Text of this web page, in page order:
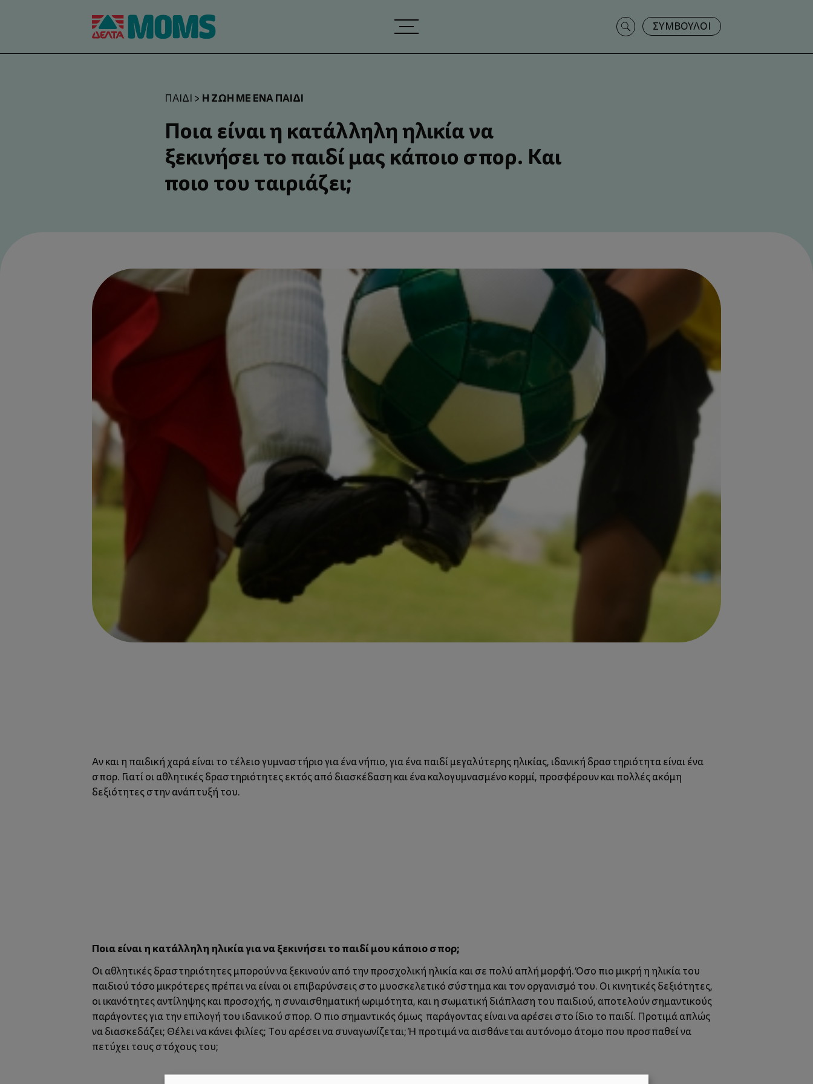
Search
for:
ΣΥΜΒΟΥΛΟΙ
ΠΑΙΔΊ > Η ΖΩΉ ΜΕ ΈΝΑ ΠΑΙΔΊ
Ποια είναι η κατάλληλη ηλικία να
ξεκινήσει το παιδί μας κάποιο σπορ. Και
ποιο του ταιριάζει;
Αν και η παιδική χαρά είναι το τέλειο γυμναστήριο για ένα νήπιο, για ένα παιδί μεγαλύτερης ηλικίας, ιδανική δραστηριότητα είναι ένα
σπορ. Γιατί οι αθλητικές δραστηριότητες εκτός από διασκέδαση και ένα καλογυμνασμένο κορμί, προσφέρουν και πολλές ακόμη
δεξιότητες στην ανάπτυξή του.
Ποια είναι η κατάλληλη ηλικία για να ξεκινήσει το παιδί μου κάποιο σπορ;
Οι αθλητικές δραστηριότητες μπορούν να ξεκινούν από την προσχολική ηλικία και σε πολύ απλή μορφή. Όσο πιο μικρή η ηλικία του
παιδιού τόσο μικρότερες πρέπει να είναι οι επιβαρύνσεις στο μυοσκελετικό σύστημα και τον οργανισμό του. Οι κινητικές δεξιότητες,
οι ικανότητες αντίληψης και προσοχής, η συναισθηματική ωριμότητα, και η σωματική διάπλαση του παιδιού, αποτελούν σημαντικούς
παράγοντες για την επιλογή του ιδανικού σπορ. Ο πιο σημαντικός όμως παράγοντας είναι να αρέσει στο ίδιο το παιδί. Προτιμά απλώς
να διασκεδάζει; Θέλει να κάνει φιλίες; Του αρέσει να συναγωνίζεται; Ή προτιμά να αισθάνεται αυτόνομο άτομο που προσπαθεί να
πετύχει τους στόχους του;